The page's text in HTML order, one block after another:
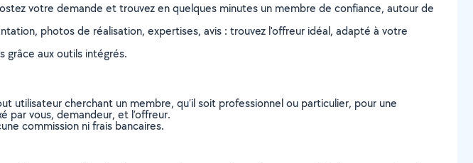
votre demande et trouvez en quelques minutes un membre de confiance, autour de
photos de réalisation, expertises, avis : trouvez l'offreur idéal, adapté à votre
grâce aux outils intégrés.
utilisateur cherchant un membre, qu’il soit professionnel ou particulier, pour une
par vous, demandeur, et l’offreur.
commission ni frais bancaires.